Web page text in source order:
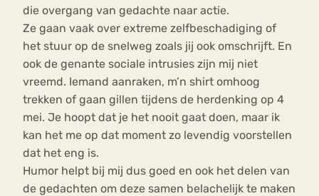
die overgang van gedachte naar actie.
Ze gaan vaak over extreme zelfbeschadiging of
het stuur op de snelweg zoals jij ook omschrijft. En
ook de genante sociale intrusies zijn mij niet
vreemd. Iemand aanraken, m’n shirt omhoog
trekken of gaan gillen tijdens de herdenking op 4
mei. Je hoopt dat je het nooit gaat doen, maar ik
kan het me op dat moment zo levendig voorstellen
dat het eng is.
Humor helpt bij mij dus goed en ook het delen van
de gedachten om deze samen belachelijk te maken